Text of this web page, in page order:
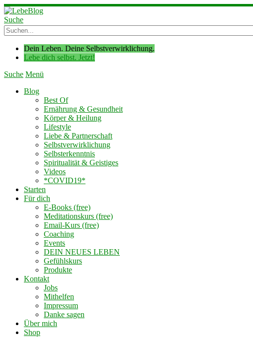
Suche
Dein Leben. Deine Selbstverwirklichung.
Lebe dich selbst. Jetzt!
Suche Menü
Blog
Best Of
Ernährung & Gesundheit
Körper & Heilung
Lifestyle
Liebe & Partnerschaft
Selbstverwirklichung
Selbsterkenntnis
Spiritualität & Geistiges
Videos
*COVID19*
Starten
Für dich
E-Books (free)
Meditationskurs (free)
Email-Kurs (free)
Coaching
Events
DEIN NEUES LEBEN
Gefühlskurs
Produkte
Kontakt
Jobs
Mithelfen
Impressum
Danke sagen
Über mich
Shop